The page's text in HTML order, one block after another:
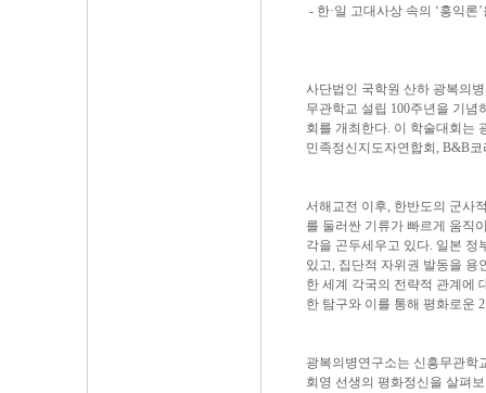
- 한·일 고대사상 속의 ‘홍익
사단법인 국학원 산하 광복의
무관학교 설립 100주년을 기념
회를 개최한다. 이 학술대회는
민족정신지도자연합회, B&B
서해교전 이후, 한반도의 군사
를 둘러싼 기류가 빠르게 움직
각을 곤두세우고 있다. 일본 정
있고, 집단적 자위권 발동을 용
한 세계 각국의 전략적 관계에
한 탐구와 이를 통해 평화로운
광복의병연구소는 신흥무관학
회영 선생의 평화정신을 살펴